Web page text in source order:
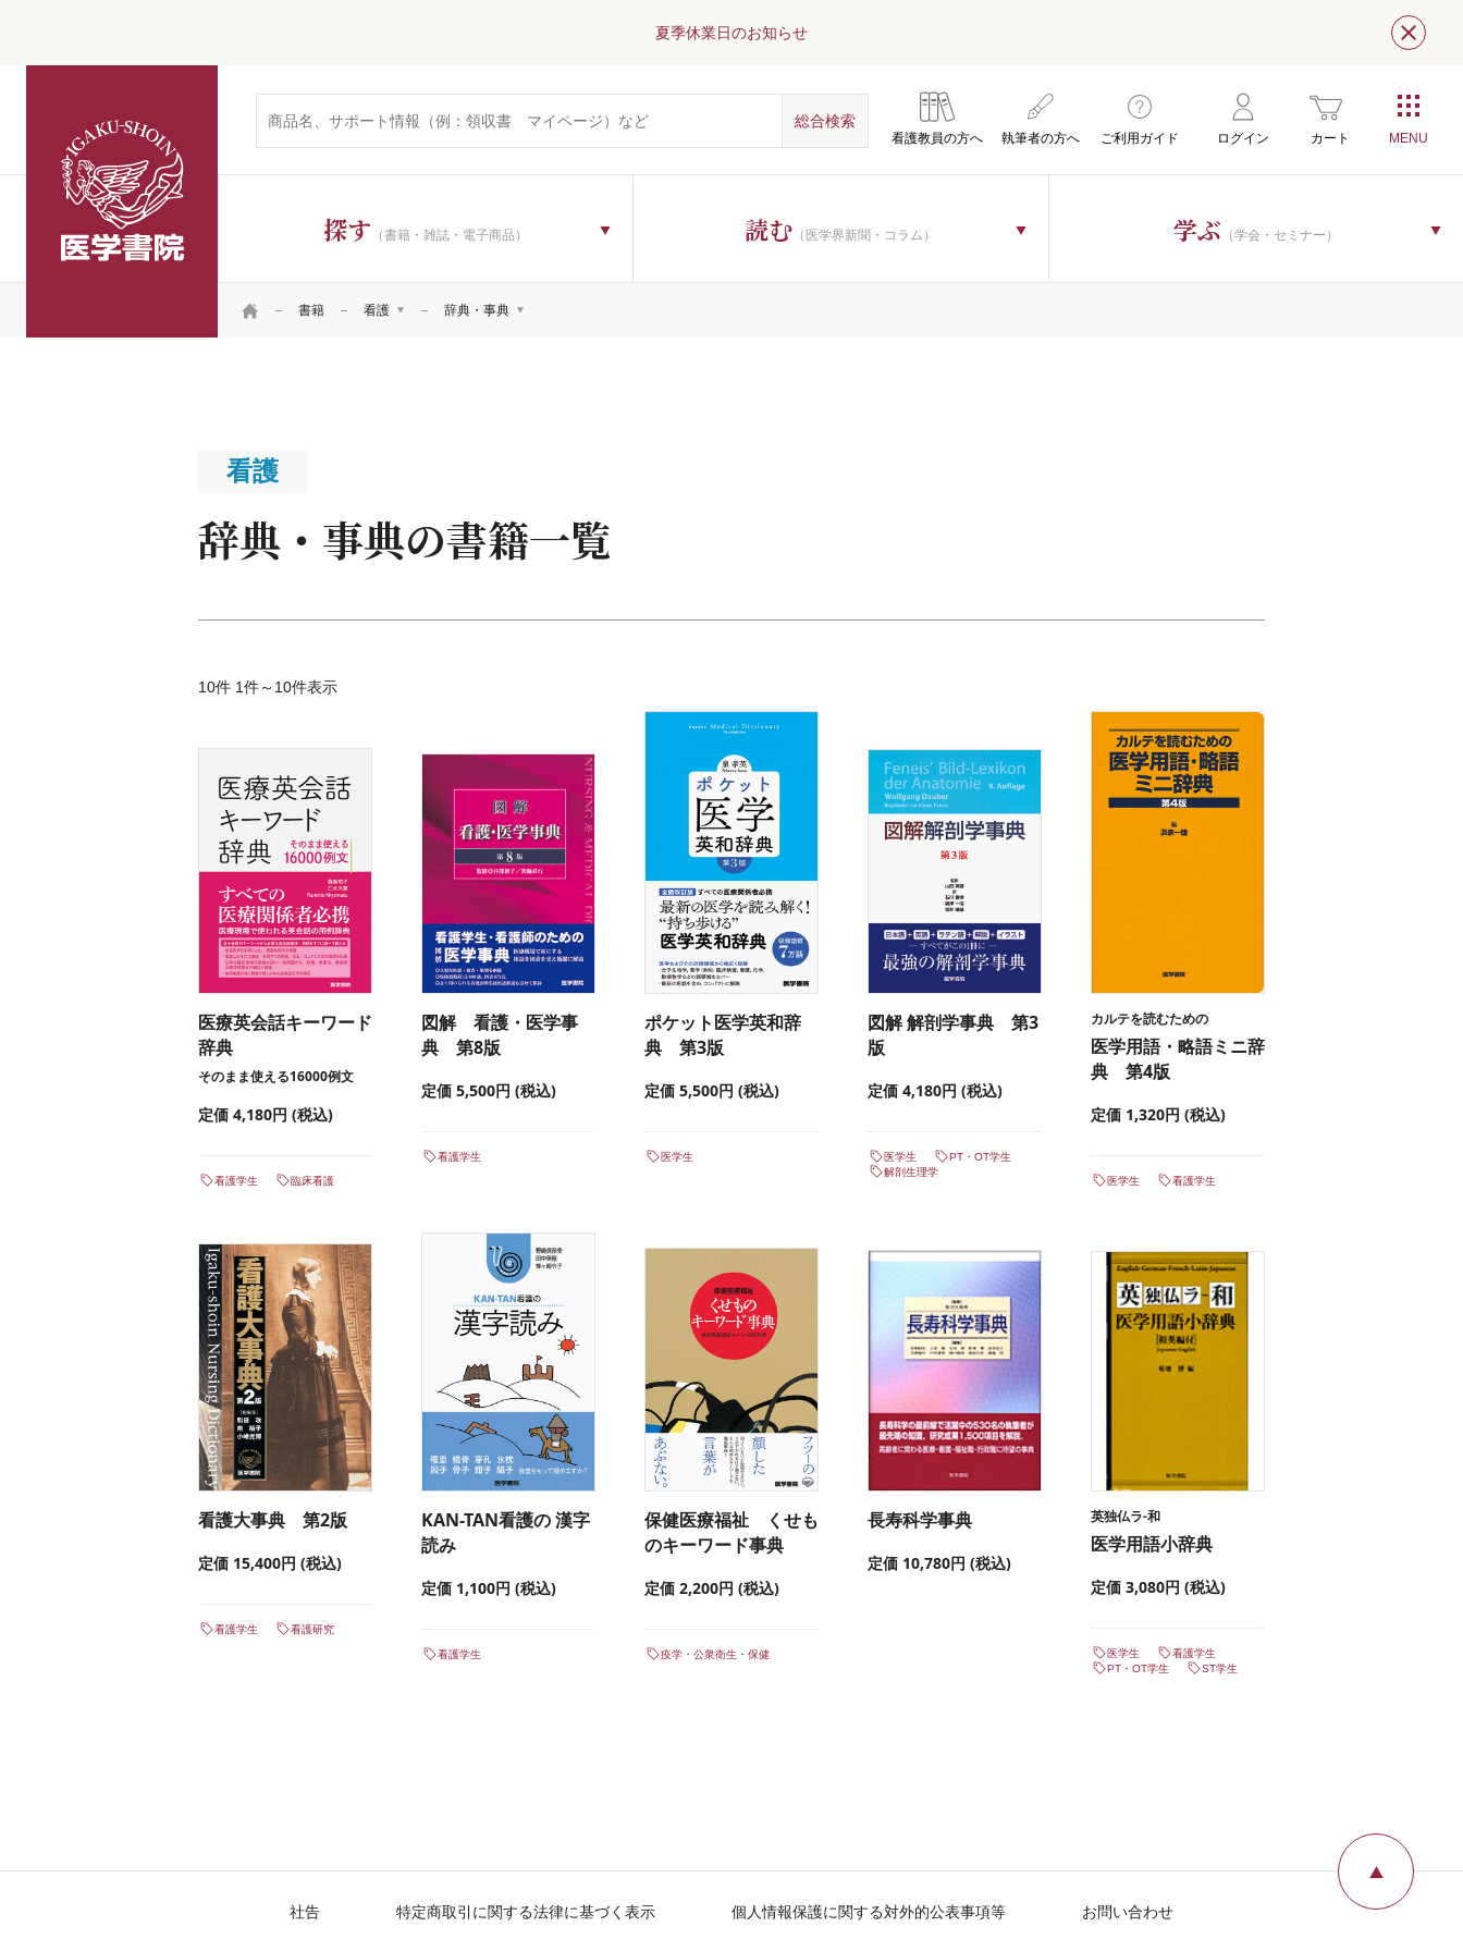
夏季休業日のお知らせ 閉じ
看護教員の方へ 執筆者の方へ ご利用ガイド ログイン カート
探す （書籍・雑誌・電子商品） 読む （医学界新聞・コラム） 学ぶ （学会・セミナー）
HOME 書籍 看護 辞典・事典
看護教育
助産
看護
辞典・事典の書籍一覧
10件 1件～10件表示
医療英会話キーワード
辞典
そのまま使える16000例文
定価 4,180円 (税込)
看護学生 臨床看護
図解 看護・医学事
典 第8版
定価 5,500円 (税込)
看護学生
ポケット医学英和辞
典 第3版
定価 5,500円 (税込)
医学生
図解 解剖学事典 第3
版
定価 4,180円 (税込)
医学生
PT・OT学生
解剖生理学
カルテを読むための
医学用語・略語ミニ辞
典 第4版
定価 1,320円 (税込)
医学生 看護学生
看護大事典 第2版
定価 15,400円 (税込)
看護学生 看護研究
KAN-TAN看護の 漢字
読み
定価 1,100円 (税込)
看護学生
保健医療福祉 くせも
のキーワード事典
定価 2,200円 (税込)
疫学・公衆衛生・保健
長寿科学事典
定価 10,780円 (税込)
英独仏ラ-和
医学用語小辞典
定価 3,080円 (税込)
医学生
看護学生
PT・OT学生
ST学生
社告 特定商取引に関する法律に基づく表示 個人情報保護に関する対外的公表事項等 お問い合わせ